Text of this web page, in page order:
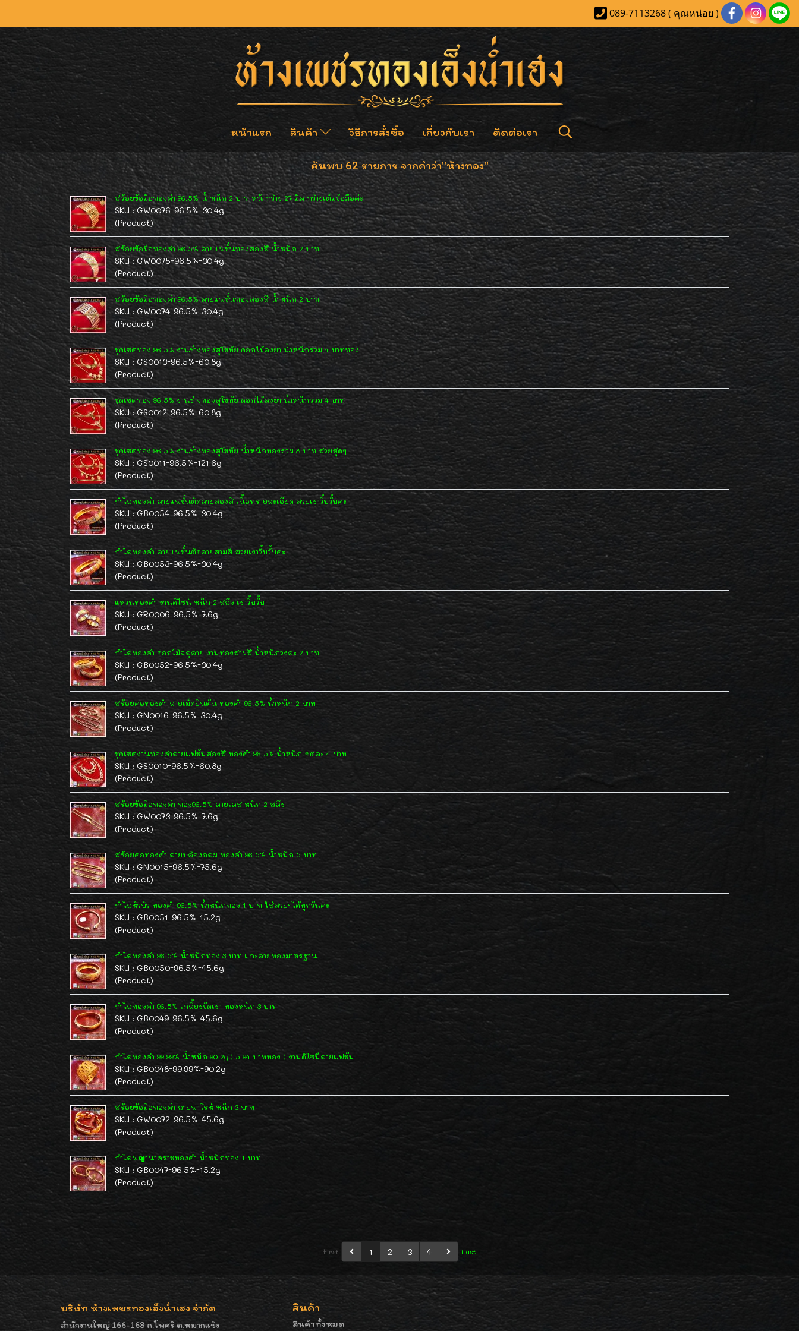
089-7113268 ( คุณหน่อย )
หน้าแรก สินค้า วิธีการสั่งซื้อ เกี่ยวกับเรา ติดต่อเรา
ค้นพบ 62 รายการ จากคำว่า"ห้างทอง"
สร้อยข้อมือทองคำ 96.5% น้ำหนัก 2 บาท หน้ากว้าง 27 มิล กว้างเต็มข้อมือค่ะ
SKU : GW0076-96.5%-30.4g
(Product)
สร้อยข้อมือทองคำ 96.5% ลายแฟชั่นทองสองสี น้ำหนัก 2 บาท
SKU : GW0075-96.5%-30.4g
(Product)
สร้อยข้อมือทองคำ 96.5% ลายแฟชั่นทองสองสี น้ำหนัก 2 บาท
SKU : GW0074-96.5%-30.4g
(Product)
ชุดเซตทอง 96.5% งานช่างทองสุโขทัย ดอกไม้ลงยา น้ำหนักรวม 4 บาททอง
SKU : GS0013-96.5%-60.8g
(Product)
ชุดเซตทอง 96.5% งานช่างทองสุโขทัย ดอกไม้ลงยา น้ำหนักรวม 4 บาท
SKU : GS0012-96.5%-60.8g
(Product)
ชุดเซตทอง 96.5% งานช่างทองสุโขทัย น้ำหนักทองรวม 8 บาท สวยสุดๆ
SKU : GS0011-96.5%-121.6g
(Product)
กำไลทองคำ ลายแฟชั่นตัดลายสองสี เนื้อทรายละเอียด สวยเงาวิ้บวั้บค่ะ
SKU : GB0054-96.5%-30.4g
(Product)
กำไลทองคำ ลายแฟชั่นตัดลายสามสี สวยเงาวิ้บวั้บค่ะ
SKU : GB0053-96.5%-30.4g
(Product)
แหวนทองคำ งานดีไซน์ หนัก 2 สลึง เงาวิ้บวั้บ
SKU : GR0006-96.5%-7.6g
(Product)
กำไลทองคำ ดอกไม้ฉลุลาย งานทองสามสี น้ำหนักวงละ 2 บาท
SKU : GB0052-96.5%-30.4g
(Product)
สร้อยคอทองคำ ลายเม็ดยินตัน ทองคำ 96.5% น้ำหนัก 2 บาท
SKU : GN0016-96.5%-30.4g
(Product)
ชุดเซตงานทองคำลายแฟชั่นสองสี ทองคำ 96.5% น้ำหนักเซตละ 4 บาท
SKU : GS0010-96.5%-60.8g
(Product)
สร้อยข้อมือทองคำ ทอง96.5% ลายเลส หนัก 2 สลึง
SKU : GW0073-96.5%-7.6g
(Product)
สร้อยคอทองคำ ลายปล้องกลม ทองคำ 96.5% น้ำหนัก 5 บาท
SKU : GN0015-96.5%-75.6g
(Product)
กำไลหัวบัว ทองคำ 96.5% น้ำหนักทอง 1 บาท ใส่สวยๆได้ทุกวันค่ะ
SKU : GB0051-96.5%-15.2g
(Product)
กำไลทองคำ 96.5% น้ำหนักทอง 3 บาท แกะลายทองมาตรฐาน
SKU : GB0050-96.5%-45.6g
(Product)
กำไลทองคำ 96.5% เกลี้ยงขัดเงา ทองหนัก 3 บาท
SKU : GB0049-96.5%-45.6g
(Product)
กำไลทองคำ 99.99% น้ำหนัก 90.2g ( 5.94 บาททอง ) งานดีไซนืลายแฟชั่น
SKU : GB0048-99.99%-90.2g
(Product)
สร้อยข้อมือทองคำ ลายฟาโรห์ หนัก 3 บาท
SKU : GW0072-96.5%-45.6g
(Product)
กำไลพญานาคราชทองคำ น้ำหนักทอง 1 บาท
SKU : GB0047-96.5%-15.2g
(Product)
First 1 2 3 4 Last
บริษัท ห้างเพชรทองเอ็งน่ำเฮง จำกัด
สำนักงานใหญ่ 166-168 ถ.โพศรี ต.หมากแข้ง
สินค้า
สินค้าทั้งหมด